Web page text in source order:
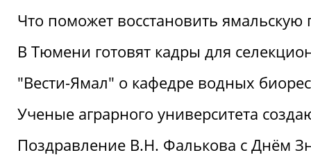
Что поможет восстановить ямальскую
В Тюмени готовят кадры для
"Вести-Ямал" о кафедре водных
Ученые аграрного университета
Поздравление В.Н. Фалькова с Днём